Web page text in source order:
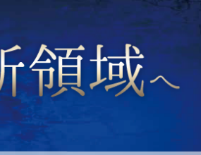
フルード・オイル
ガソリンスタンド
向けLED表示機